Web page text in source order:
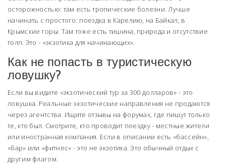
осторожностью: там есть тропические болезни. Лучше
начинать с простого: поездка в Карелию, на Байкал, в
Крымские горы. Там тоже есть тишина, природа и отсутствие
толп. Это - «экзотика для начинающих».
Как не попасть в туристическую
ловушку?
Если вы видите «экзотический тур за 300 долларов» - это
ловушка. Реальные экзотические направления не продаются
через агентства. Ищите отзывы на форумах, где пишут только
те, кто был. Смотрите, кто проводит поездку - местные жители
или иностранная компания. Если в описании есть «бассейн»,
«бар» или «фитнес» - это не экзотика. Это обычный отдых с
другим флагом.